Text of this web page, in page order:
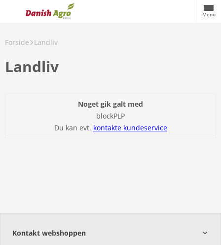
Menu
Forside Landliv
Landliv
Noget gik galt med
blockPLP
Du kan evt. kontakte kundeservice
Kontakt webshoppen